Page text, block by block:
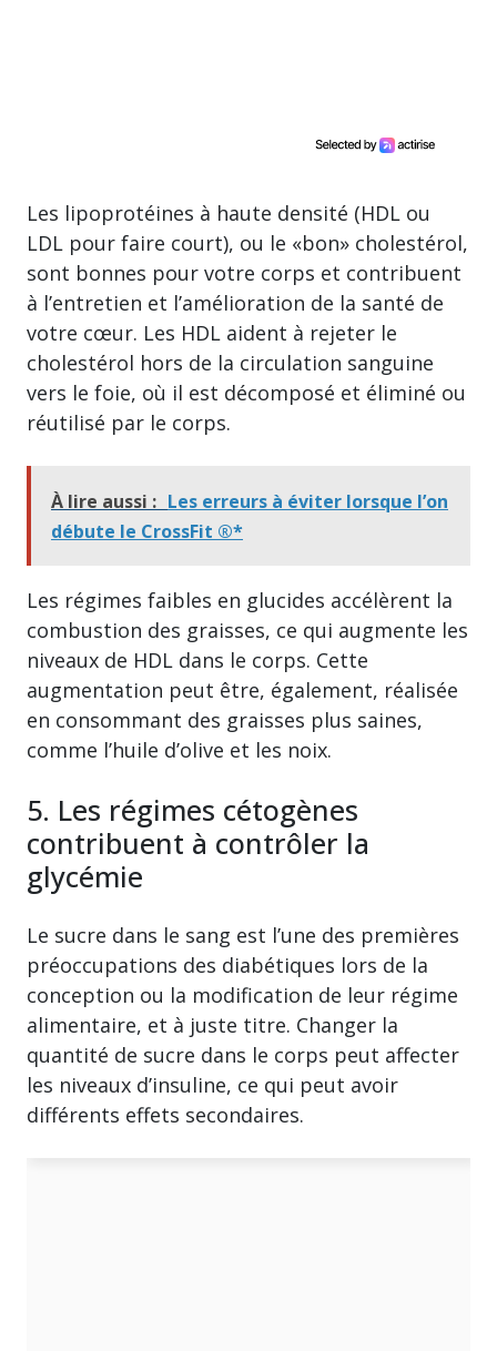
Les lipoprotéines à haute densité (HDL ou
LDL pour faire court), ou le «bon» cholestérol,
sont bonnes pour votre corps et contribuent
à l’entretien et l’amélioration de la santé de
votre cœur. Les HDL aident à rejeter le
cholestérol hors de la circulation sanguine
vers le foie, où il est décomposé et éliminé ou
réutilisé par le corps.
À lire aussi : Les erreurs à éviter lorsque l’on
débute le CrossFit ®*
Les régimes faibles en glucides accélèrent la
combustion des graisses, ce qui augmente les
niveaux de HDL dans le corps. Cette
augmentation peut être, également, réalisée
en consommant des graisses plus saines,
comme l’huile d’olive et les noix.
5. Les régimes cétogènes
contribuent à contrôler la
glycémie
Le sucre dans le sang est l’une des premières
préoccupations des diabétiques lors de la
conception ou la modification de leur régime
alimentaire, et à juste titre. Changer la
quantité de sucre dans le corps peut affecter
les niveaux d’insuline, ce qui peut avoir
différents effets secondaires.